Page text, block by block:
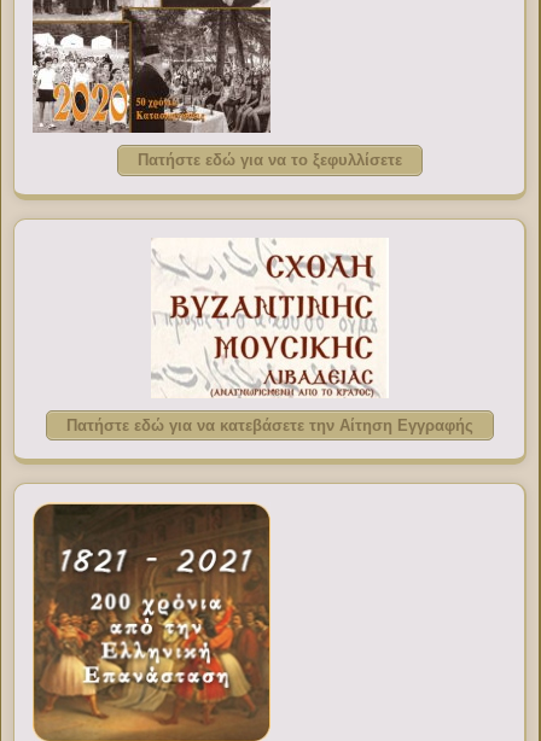
Πατήστε εδώ για να το ξεφυλλίσετε
Πατήστε εδώ για να κατεβάσετε την Αίτηση Εγγραφής